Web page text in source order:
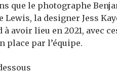
que le photographe
la designer Jess
avoir lieu en 2021, avec
place par l’équipe.